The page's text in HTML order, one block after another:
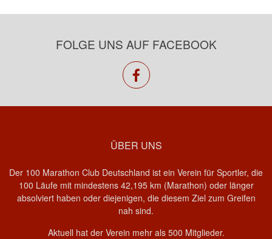
FOLGE UNS AUF FACEBOOK
facebook
ÜBER UNS
Der 100 Marathon Club Deutschland ist ein Verein für Sportler, die
100 Läufe mit mindestens 42,195 km (Marathon) oder länger
absolviert haben oder diejenigen, die diesem Ziel zum Greifen
nah sind.
Aktuell hat der Verein mehr als 500 Mitglieder.